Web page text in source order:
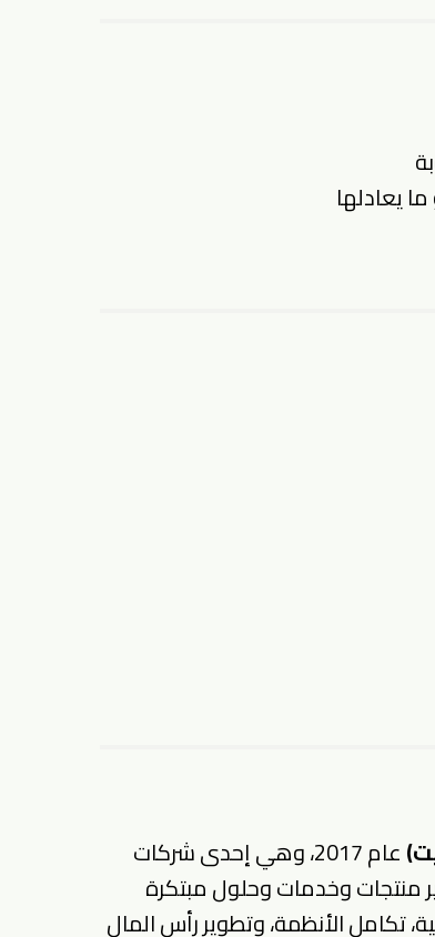
عام 2017، وهي إحدى شركات
منتجات وخدمات وحلول مبتكرة
تكامل الأنظمة، وتطوير رأس المال